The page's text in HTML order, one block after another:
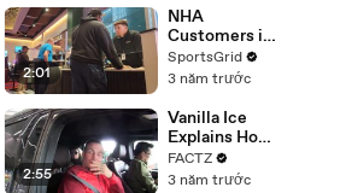
After 146 Day
Strike
2:01
NHA
Customers in
Limbo as
Company
Potential
Merger
SportsGrid
3 năm trước
2:55
Vanilla Ice
Explains How
the 90’s
Shaped
FACTZ
3 năm trước